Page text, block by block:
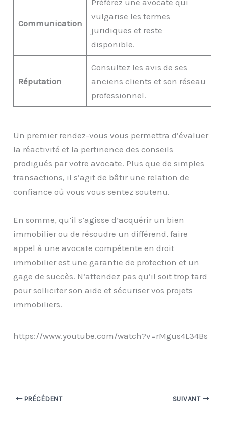
Communication
vulgarise les termes
juridiques et reste
disponible.
Réputation
Consultez les avis de ses
anciens clients et son réseau
professionnel.
Un premier rendez-vous vous permettra d’évaluer
la réactivité et la pertinence des conseils
prodigués par votre avocate. Plus que de simples
transactions, il s’agit de bâtir une relation de
confiance où vous vous sentez soutenu.
En somme, qu’il s’agisse d’acquérir un bien
immobilier ou de résoudre un différend, faire
appel à une avocate compétente en droit
immobilier est une garantie de protection et un
gage de succès. N’attendez pas qu’il soit trop tard
pour solliciter son aide et sécuriser vos projets
immobiliers.
https://www.youtube.com/watch?v=rMgus4L34Bs
PRÉCÉDENT SUIVANT